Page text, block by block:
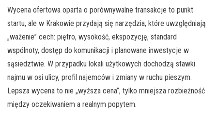
Wycena ofertowa oparta o porównywalne transakcje to punkt
startu, ale w Krakowie przydają się narzędzia, które uwzględniają
„ważenie” cech: piętro, wysokość, ekspozycję, standard
wspólnoty, dostęp do komunikacji i planowane inwestycje w
sąsiedztwie. W przypadku lokali użytkowych dochodzą stawki
najmu w osi ulicy, profil najemców i zmiany w ruchu pieszym.
Lepsza wycena to nie „wyższa cena”, tylko mniejsza rozbieżność
między oczekiwaniem a realnym popytem.